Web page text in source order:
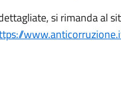
si rimanda al